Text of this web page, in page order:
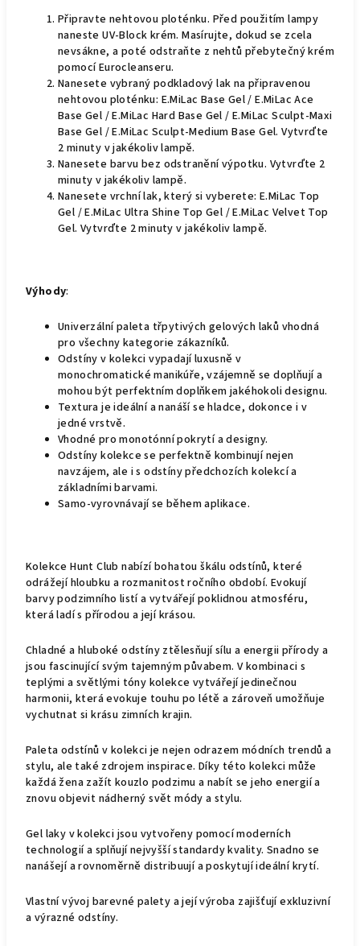
Připravte nehtovou ploténku. Před použitím lampy
naneste UV-Block krém. Masírujte, dokud se zcela
nevsákne, a poté odstraňte z nehtů přebytečný krém
pomocí Eurocleanseru.
Nanesete vybraný podkladový lak na připravenou
nehtovou ploténku: E.MiLac Base Gel / E.MiLac Ace
Base Gel / E.MiLac Hard Base Gel / E.MiLac Sculpt-Maxi
Base Gel / E.MiLac Sculpt-Medium Base Gel. Vytvrďte
2 minuty v jakékoliv lampě.
Nanesete barvu bez odstranění výpotku. Vytvrďte 2
minuty v jakékoliv lampě.
Nanesete vrchní lak, který si vyberete: E.MiLac Top
Gel / E.MiLac Ultra Shine Top Gel / E.MiLac Velvet Top
Gel. Vytvrďte 2 minuty v jakékoliv lampě.
Výhody:
Univerzální paleta třpytivých gelových laků vhodná
pro všechny kategorie zákazníků.
Odstíny v kolekci vypadají luxusně v
monochromatické manikúře, vzájemně se doplňují a
mohou být perfektním doplňkem jakéhokoli designu.
Textura je ideální a nanáší se hladce, dokonce i v
jedné vrstvě.
Vhodné pro monotónní pokrytí a designy.
Odstíny kolekce se perfektně kombinují nejen
navzájem, ale i s odstíny předchozích kolekcí a
základními barvami.
Samo-vyrovnávají se během aplikace.
Kolekce Hunt Club nabízí bohatou škálu odstínů, které
odrážejí hloubku a rozmanitost ročního období. Evokují
barvy podzimního listí a vytvářejí poklidnou atmosféru,
která ladí s přírodou a její krásou.
Chladné a hluboké odstíny ztělesňují sílu a energii přírody a
jsou fascinující svým tajemným půvabem. V kombinaci s
teplými a světlými tóny kolekce vytvářejí jedinečnou
harmonii, která evokuje touhu po létě a zároveň umožňuje
vychutnat si krásu zimních krajin.
Paleta odstínů v kolekci je nejen odrazem módních trendů a
stylu, ale také zdrojem inspirace. Díky této kolekci může
každá žena zažít kouzlo podzimu a nabít se jeho energií a
znovu objevit nádherný svět módy a stylu.
Gel laky v kolekci jsou vytvořeny pomocí moderních
technologií a splňují nejvyšší standardy kvality. Snadno se
nanášejí a rovnoměrně distribuují a poskytují ideální krytí.
Vlastní vývoj barevné palety a její výroba zajišťují exkluzivní
a výrazné odstíny.